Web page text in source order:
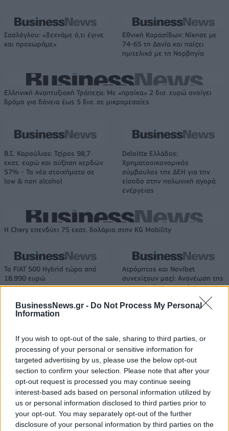
BusinessNews.gr - Do Not Process My Personal
Information
If you wish to opt-out of the sale, sharing to third parties, or
processing of your personal or sensitive information for
targeted advertising by us, please use the below opt-out
section to confirm your selection. Please note that after your
opt-out request is processed you may continue seeing
interest-based ads based on personal information utilized by
us or personal information disclosed to third parties prior to
your opt-out. You may separately opt-out of the further
disclosure of your personal information by third parties on the
Σασλόγλου: «Ξεχνάμε ό,τι έγινε
και προχωράμε»
Εθνική Κορασίδων: Νίκησε με
74-65 τη Δανία και παίζει
ημιτελικό με τη Νορβηγία
Ελληνική Αναπτυξιακή Τράπεζα: Με «προίκα» 2 δισ. ευρώ ανοίγει
δρόμο για δάνεια έως 5 δισ. σε μικρομεσαίες
Β.Σ. Καρούλιας: Τζίρος 98,7
εκατ. ευρώ και αύξηση κερδών
57% - Τα νέα στοιχήματα σε
low & non alcohol
Deloitte Ελλάδος:
Χρηματοοικονομικός
σύμβουλος της ΔΕΗ για την
είσοδο στην πολωνική αγορά
ενέργειας
Η Chery επενδύει 75 εκατ. δολάρια στην KG Mobility
Το FIAT 500 Hybrid τώρα από
18.990 ευρώ
Ατρόμητος και Novibet
συνεχίζουν μαζί: Ανανέωση της
συνεργασίας τους μέχρι το
18η συνεχόμενη χρονιά για τον ΟΤΕ στη διεθνή σειρά δεικτών
FTSE4Good
Alpha Bank: Για πρώτη φορά το Αρχαίο Θέατρο Επιδαύρου άνοιξε τις
πύλες του σε όλους